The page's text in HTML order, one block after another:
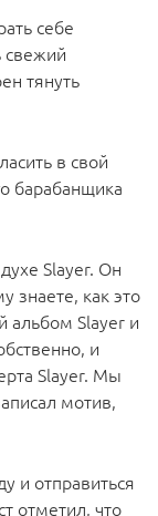
себе
свежий
тянуть
в свой
барабанщика
Slayer. Он
знаете, как это
альбом Slayer и
и
Slayer. Мы
мотив,
и отправиться
отметил, что